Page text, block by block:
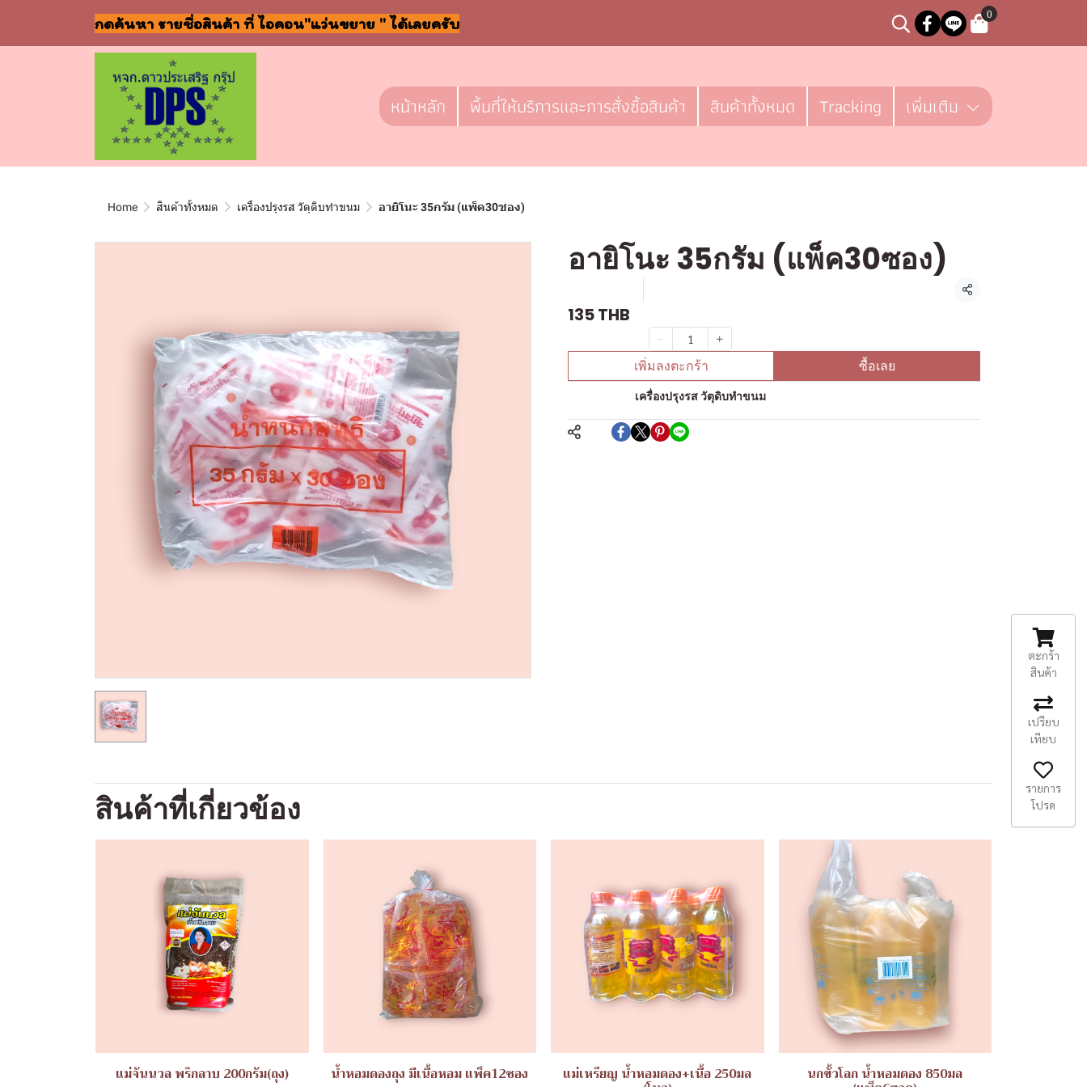
กดค้นหา รายชื่อสินค้า ที่ ไอคอน"แว่นขยาย " ได้เลยครับ
0
หน้าหลัก พื้นที่ให้บริการและการสั่งซื้อสินค้า สินค้าทั้งหมด Tracking เพิ่มเติม
Home สินค้าทั้งหมด เครื่องปรุงรส วัตุดิบทำขนม อายิโนะ 35กรัม (แพ็ค30ซอง)
อายิโนะ 35กรัม (แพ็ค30ซอง)
แชร์
135 THB
เพิ่มลงตะกร้า ซื้อเลย
เครื่องปรุงรส วัตุดิบทำขนม
สินค้าที่เกี่ยวข้อง
แม่จันนวล พริกลาบ 200กรัม(ถุง) น้ำหอมดองถุง มีเนื้อหอม แพ็ค12ซอง แม่เหรียญ น้ำหอมดอง+เนื้อ 250มล นกขั้วโลก น้ำหอมดอง 850มล
ตะกร้า
สินค้า
เปรียบ
เทียบ
รายการ
โปรด